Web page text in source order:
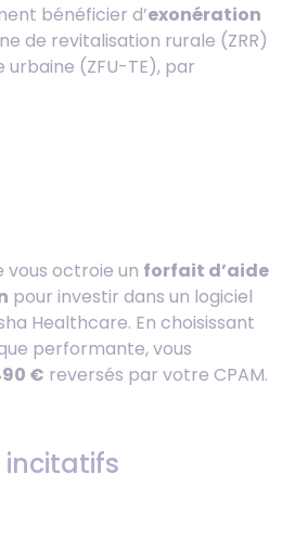
bénéficier d’exonération
de revitalisation rurale (ZRR)
(ZFU-TE), par
vous octroie un forfait d’aide
pour investir dans un logiciel
Healthcare. En choisissant
performante, vous
€ reversés par votre CPAM.
incitatifs